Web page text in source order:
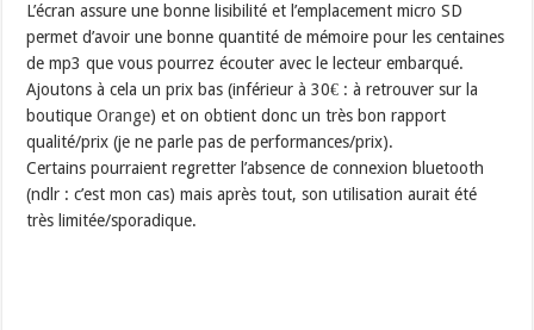
L’écran assure une bonne lisibilité et l’emplacement micro SD
permet d’avoir une bonne quantité de mémoire pour les centaines
de mp3 que vous pourrez écouter avec le lecteur embarqué.
Ajoutons à cela un prix bas (inférieur à 30€ : à retrouver sur la
boutiqueOrange) et on obtient donc un très bon rapport
qualité/prix (je ne parle pas de performances/prix).
Certains pourraient regretter l’absence de connexion bluetooth
(ndlr : c’est mon cas) mais après tout, son utilisation aurait été
très limitée/sporadique.